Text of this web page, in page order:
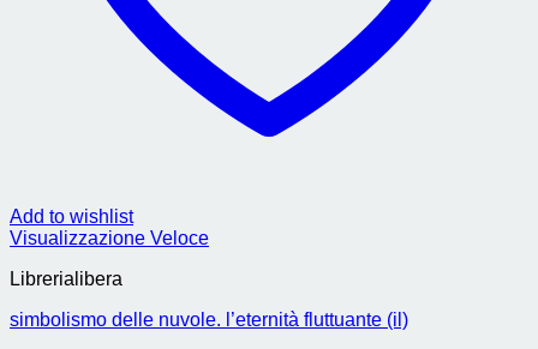
Add to wishlist
Visualizzazione Veloce
Librerialibera
simbolismo delle nuvole. l’eternità fluttuante (il)